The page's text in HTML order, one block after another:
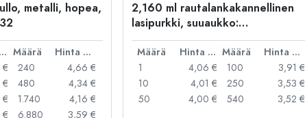
metalli, hopea,
Hinta per kpl Määrä
Hinta per kpl
€
€
€
€
240
4,66 €
480
4,34 €
1.740
4,16 €
6.880
3,59 €
2,160 ml rautalankakannellinen
lasipurkki, suuaukko:
rautalankakannellinen suljin
Määrä Hinta per kpl Määrä
Hinta per kpl
1
4,06 €
10
4,01 €
50
4,00 €
100
3,91 €
250
3,53 €
540
3,52 €